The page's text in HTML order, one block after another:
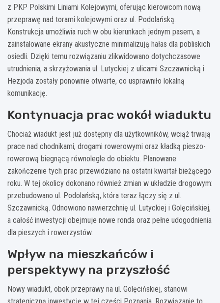
z PKP Polskimi Liniami Kolejowymi, oferując kierowcom nową
przeprawę nad torami kolejowymi oraz ul. Podolańską.
Konstrukcja umożliwia ruch w obu kierunkach jednym pasem, a
zainstalowane ekrany akustyczne minimalizują hałas dla pobliskich
osiedli. Dzięki temu rozwiązaniu zlikwidowano dotychczasowe
utrudnienia, a skrzyżowania ul. Lutyckiej z ulicami Szczawnicką i
Hezjoda zostały ponownie otwarte, co usprawniło lokalną
komunikację.
Kontynuacja prac wokół wiaduktu
Chociaż wiadukt jest już dostępny dla użytkowników, wciąż trwają
prace nad chodnikami, drogami rowerowymi oraz kładką pieszo-
rowerową biegnącą równolegle do obiektu. Planowane
zakończenie tych prac przewidziano na ostatni kwartał bieżącego
roku. W tej okolicy dokonano również zmian w układzie drogowym:
przebudowano ul. Podolańską, która teraz łączy się z ul.
Szczawnicką. Odnowiono nawierzchnię ul. Lutyckiej i Golęcińskiej,
a całość inwestycji obejmuje nowe ronda oraz pełne udogodnienia
dla pieszych i rowerzystów.
Wpływ na mieszkańców i
perspektywy na przyszłość
Nowy wiadukt, obok przeprawy na ul. Golęcińskiej, stanowi